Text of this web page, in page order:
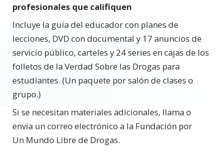
profesionales que califiquen
Incluye la guía del educador con planes de
lecciones, DVD con documental y 17 anuncios de
servicio público, carteles y 24 series en cajas de los
folletos de la Verdad Sobre las Drogas para
estudiantes. (Un paquete por salón de clases o
grupo.)
Si se necesitan materiales adicionales, llama o
envía un correo electrónico a la Fundación por
Un Mundo Libre de Drogas.